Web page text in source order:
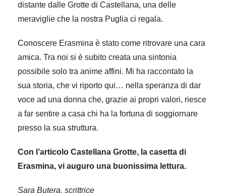
distante dalle Grotte di Castellana, una delle
meraviglie che la nostra Puglia ci regala.
Conoscere Erasmina è stato come ritrovare una cara
amica. Tra noi si è subito creata una sintonia
possibile solo tra anime affini. Mi ha raccontato la
sua storia, che vi riporto qui… nella speranza di dar
voce ad una donna che, grazie ai propri valori, riesce
a far sentire a casa chi ha la fortuna di soggiornare
presso la sua struttura.
Con l’articolo Castellana Grotte, la casetta di
Erasmina, vi auguro una buonissima lettura.
Sara Butera, scrittrice